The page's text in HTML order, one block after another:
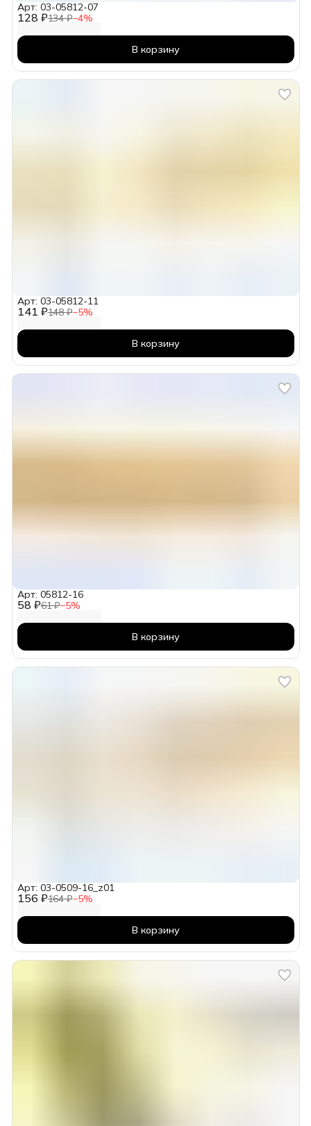
128 ₽134 ₽−4%
Арт: 03-05812-07
В корзину
141 ₽148 ₽−5%
Арт: 03-05812-11
В корзину
58 ₽61 ₽−5%
Арт: 05812-16
В корзину
156 ₽164 ₽−5%
Арт: 03-0509-16_z01
В корзину